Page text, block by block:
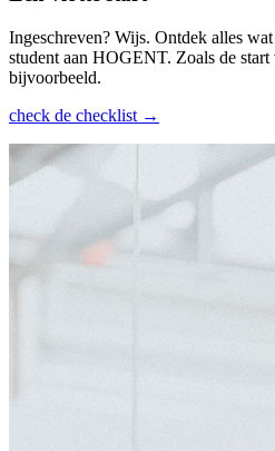
Ingeschreven? Wijs. Ontdek alles
student aan HOGENT. Zoals de start
bijvoorbeeld.
check de checklist →